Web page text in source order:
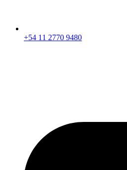
+54 11 2770 9480